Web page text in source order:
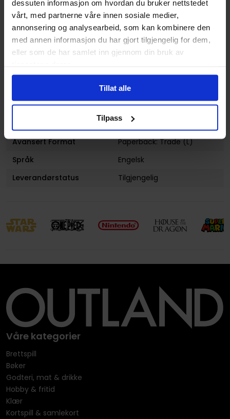
dessuten informasjon om hvordan du bruker nettstedet
vårt, med partnerne våre innen sosiale medier,
annonsering og analysearbeid, som kan kombinere den
med annen informasjon du har gjort tilgjengelig for dem,
eller som de har samlet inn gjennom din bruk av
Tillat alle
Tilpass
ogSam Maggs
Illustratør
Suyeon Nam
Antall Sider
224
Utgiver
Viz Media
Lanseringsdato
04.08.2022
Volum
2
Ungdom
Avansert Format
Paperback: Trade (L)
Språk
Engelsk
Leverandørstatus
Tilgjengelig
Våre kategorier
Brettspill
Bøker
Godteri, mat & drikke
Hobby & fritid
Klær
Kortspill & samlekort